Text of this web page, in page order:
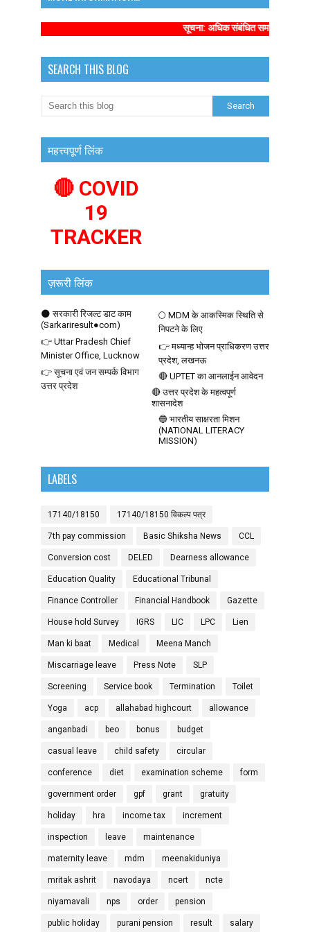
सूचना: अधिक संबंधित समाचारों के लिए
SEARCH THIS BLOG
महत्त्वपूर्ण लिंक
🔴 COVID
19
TRACKER
ज़रूरी लिंक
🌑 सरकारी रिजल्ट डाट काम
(Sarkariresult●com)
🌕 MDM के आकस्मिक स्थिति से
निपटने के लिए
👉 Uttar Pradesh Chief
Minister Office, Lucknow
👉 मध्यान्ह भोजन प्राधिकरण उत्तर
प्रदेश, लखनऊ
👉 सूचना एवं जन सम्पर्क विभाग
उत्तर प्रदेश
🔴 UPTET का आनलाईन आवेदन
🔴 उत्तर प्रदेश के महत्वपूर्ण
शासनादेश
🔵 भारतीय साक्षरता मिशन
(NATIONAL LITERACY
MISSION)
LABELS
17140/18150 17140/18150 विकल्प पत्र
7th pay commission Basic Shiksha News CCL
Conversion cost DELED Dearness allowance
Education Quality Educational Tribunal
Finance Controller Financial Handbook Gazette
House hold Survey IGRS LIC LPC Lien
Man ki baat Medical Meena Manch
Miscarriage leave Press Note SLP
Screening Service book Termination Toilet
Yoga acp allahabad highcourt allowance
anganbadi beo bonus budget
casual leave child safety circular
conference diet examination scheme form
government order gpf grant gratuity
holiday hra income tax increment
inspection leave maintenance
maternity leave mdm meenakiduniya
mritak ashrit navodaya ncert ncte
niyamavali nps order pension
public holiday purani pension result salary